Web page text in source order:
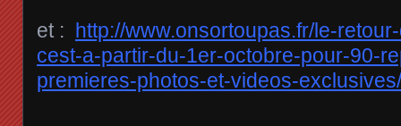
et : http://www.onsortoupas.fr/le-
cest-a-partir-du-1er-octobre-pour-90-
premieres-photos-et-videos-exclusives/